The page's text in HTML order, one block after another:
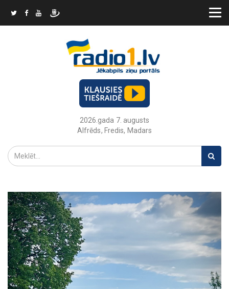
2026.gada 7. augusts
Alfrēds, Fredis, Madars